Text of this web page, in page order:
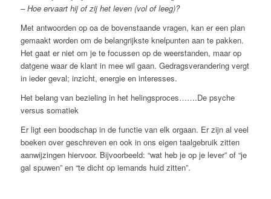
– Hoe ervaart hij of zij het leven (vol of leeg)?
Met antwoorden op oa de bovenstaande vragen, kan er een plan
gemaakt worden om de belangrijkste knelpunten aan te pakken.
Het gaat er niet om je te focussen op de weerstanden, maar op
datgene waar de klant in mee wil gaan. Gedragsverandering vergt
in ieder geval; inzicht, energie en interesses.
Het belang van bezieling in het helingsproces…….De psyche
versus somatiek
Er ligt een boodschap in de functie van elk orgaan. Er zijn al veel
boeken over geschreven en ook in ons eigen taalgebruik zitten
aanwijzingen hiervoor. Bijvoorbeeld: “wat heb je op je lever” of “je
gal spuwen” en “te dicht op iemands huid zitten”.